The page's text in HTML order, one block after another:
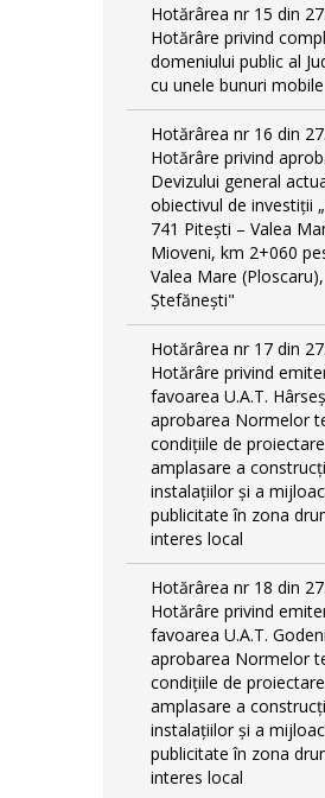
Hotărârea nr 15 din
Hotărâre privind
domeniului public al
cu unele bunuri mobile
Hotărârea nr 16 din
Hotărâre privind
Devizului general
obiectivul de investiţii
741 Pitești – Valea
Mioveni, km 2+060
Valea Mare
Ștefănești"
Hotărârea nr 17 din
Hotărâre privind
favoarea U.A.T.
aprobarea Normelor
condiţiile de
amplasare a
instalaţiilor şi a
publicitate în zona
interes local
Hotărârea nr 18 din
Hotărâre privind
favoarea U.A.T.
aprobarea Normelor
condiţiile de
amplasare a
instalaţiilor şi a
publicitate în zona
interes local